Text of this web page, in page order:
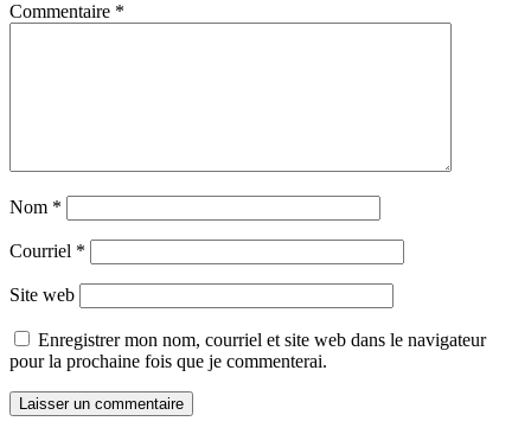
Commentaire *
Nom *
Courriel *
Site web
Enregistrer mon nom, courriel et site web dans le navigateur
pour la prochaine fois que je commenterai.